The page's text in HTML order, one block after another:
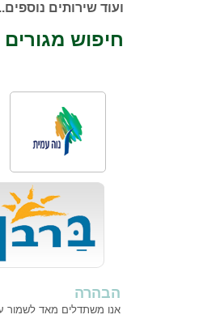
ועוד שירותים
חיפוש
הבהרה
אנו משתדלים מאד לשמור